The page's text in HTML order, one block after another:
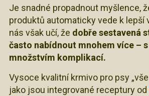
Je snadné propadnout myšlence,
produktů automaticky vede k lepší
nás však učí, že dobře sestavená
často nabídnout mnohem více –
množstvím komplikací.
Vysoce kvalitní krmivo pro psy
jako jsou integrované receptury od